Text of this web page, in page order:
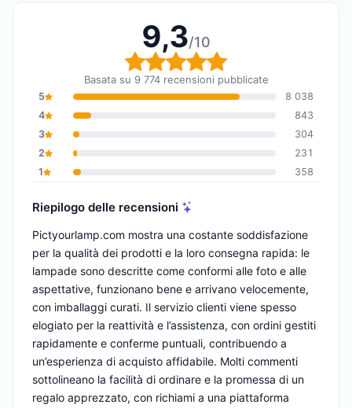
9,3/10
Valutazione globale:
Basata su 9 774 recensioni pubblicate
5
8 038
4
843
3
304
2
231
1
358
Riepilogo delle recensioni
Pictyourlamp.com mostra una costante soddisfazione
per la qualità dei prodotti e la loro consegna rapida: le
lampade sono descritte come conformi alle foto e alle
aspettative, funzionano bene e arrivano velocemente,
con imballaggi curati. Il servizio clienti viene spesso
elogiato per la reattività e l’assistenza, con ordini gestiti
rapidamente e conferme puntuali, contribuendo a
un’esperienza di acquisto affidabile. Molti commenti
sottolineano la facilità di ordinare e la promessa di un
regalo apprezzato, con richiami a una piattaforma